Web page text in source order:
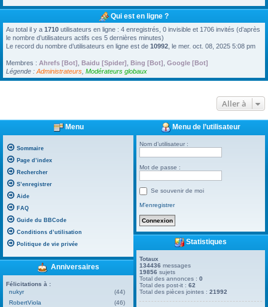
Qui est en ligne ?
Au total il y a 1710 utilisateurs en ligne : 4 enregistrés, 0 invisible et 1706 invités (d’après
le nombre d’utilisateurs actifs ces 5 dernières minutes)
Le record du nombre d’utilisateurs en ligne est de 10992 , le mer. oct. 08, 2025 5:08 pm
Membres : Ahrefs [Bot] Baidu [Spider] Bing [Bot] Google [Bot]
Légende : Administrateurs Modérateurs globaux
Aller à
Menu
Sommaire
Page d’index
Rechercher
S’enregistrer
Aide
FAQ
Guide du BBCode
Conditions d’utilisation
Politique de vie privée
Anniversaires
Félicitations à :
nukyr
(44)
RobertViola
(46)
Menu de l’utilisateur
Nom d’utilisateur :
Mot de passe :
Se souvenir de moi
M’enregistrer
Statistiques
Totaux
134436 messages
19856 sujets
Total des annonces :0
Total des post-it :62
Total des pièces jointes :21992